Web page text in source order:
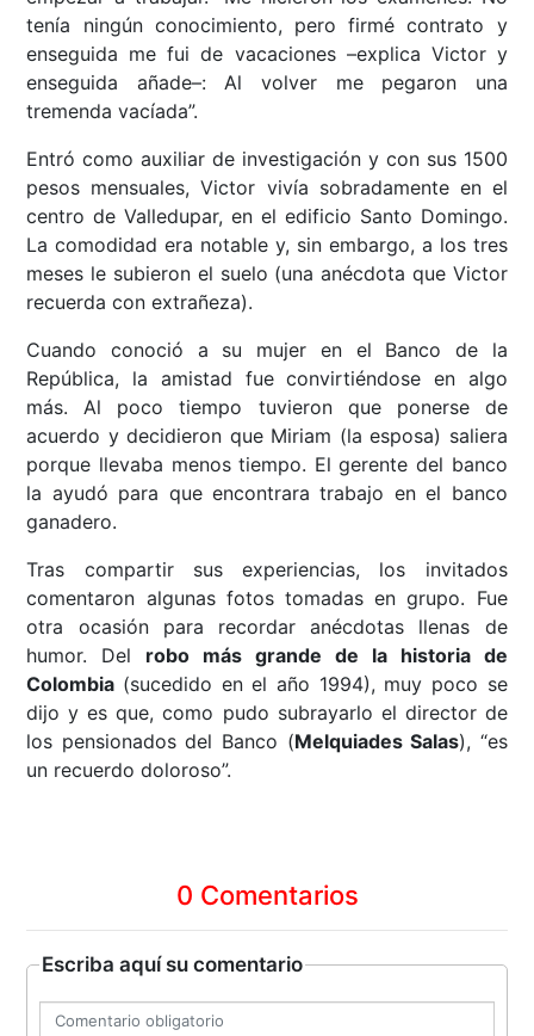
tenía ningún conocimiento, pero firmé contrato y
enseguida me fui de vacaciones –explica Victor y
enseguida añade–: Al volver me pegaron una
tremenda vacíada”.
Entró como auxiliar de investigación y con sus 1500
pesos mensuales, Victor vivía sobradamente en el
centro de Valledupar, en el edificio Santo Domingo.
La comodidad era notable y, sin embargo, a los tres
meses le subieron el suelo (una anécdota que Victor
recuerda con extrañeza).
Cuando conoció a su mujer en el Banco de la
República, la amistad fue convirtiéndose en algo
más. Al poco tiempo tuvieron que ponerse de
acuerdo y decidieron que Miriam (la esposa) saliera
porque llevaba menos tiempo. El gerente del banco
la ayudó para que encontrara trabajo en el banco
ganadero.
Tras compartir sus experiencias, los invitados
comentaron algunas fotos tomadas en grupo. Fue
otra ocasión para recordar anécdotas llenas de
humor. Del robo más grande de la historia de
Colombia (sucedido en el año 1994), muy poco se
dijo y es que, como pudo subrayarlo el director de
los pensionados del Banco (Melquiades Salas), “es
un recuerdo doloroso”.
0 Comentarios
Escriba aquí su comentario